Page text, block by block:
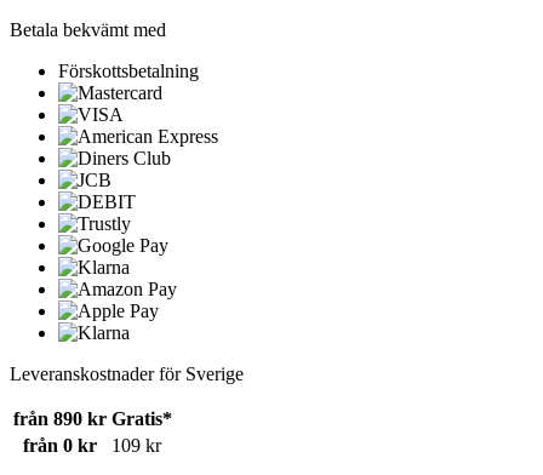
Betala bekvämt med
Förskottsbetalning
Leveranskostnader för Sverige
från 890 kr Gratis*
från 0 kr
109 kr